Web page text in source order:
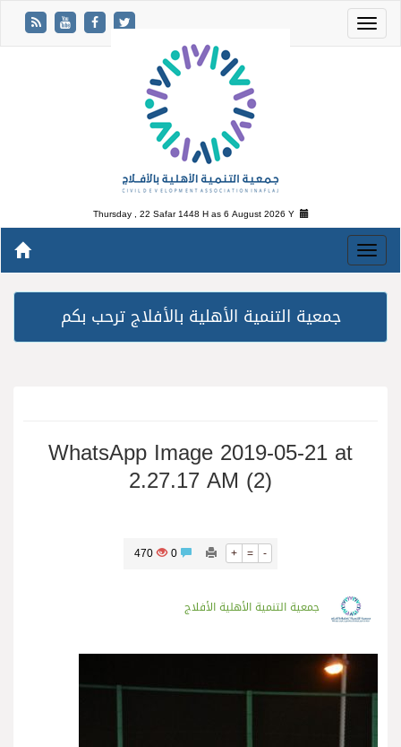
Thursday , 22 Safar 1448 H as6 August 2026 Y
جمعية التنمية الأهلية بالأفلاج ترحب بكم
WhatsApp Image 2019-05-21 at
2.27.17 AM (2)
+ = -
470
جمعية التنمية الأهلية الأفلاج